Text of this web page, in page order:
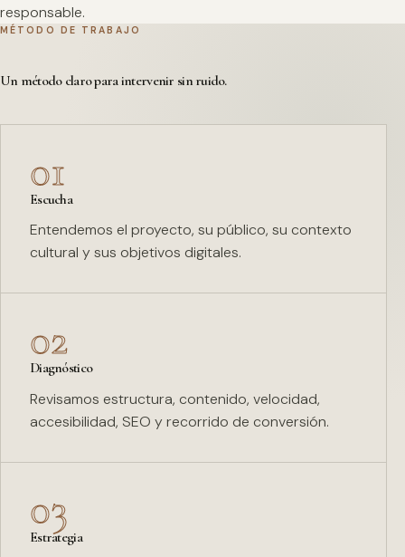
responsable.
MÉTODO DE TRABAJO
Un método claro para intervenir sin ruido.
01
Escucha
Entendemos el proyecto, su público, su contexto
cultural y sus objetivos digitales.
02
Diagnóstico
Revisamos estructura, contenido, velocidad,
accesibilidad, SEO y recorrido de conversión.
03
Estrategia